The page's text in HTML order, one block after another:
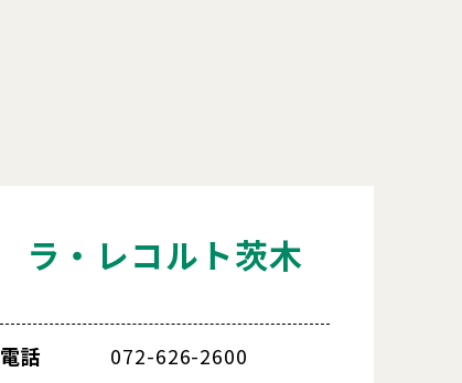
ラ・レコルト茨木
電話 072-626-2600